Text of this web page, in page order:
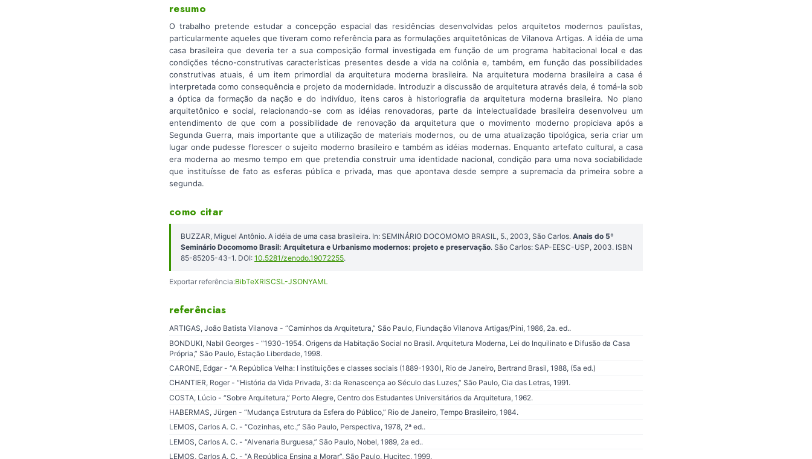
resumo
O trabalho pretende estudar a concepção espacial das residências desenvolvidas pelos arquitetos modernos paulistas,
particularmente aqueles que tiveram como referência para as formulações arquitetônicas de Vilanova Artigas. A idéia de uma
casa brasileira que deveria ter a sua composição formal investigada em função de um programa habitacional local e das
condições técno-construtivas características presentes desde a vida na colônia e, também, em função das possibilidades
construtivas atuais, é um item primordial da arquitetura moderna brasileira. Na arquitetura moderna brasileira a casa é
interpretada como consequência e projeto da modernidade. Introduzir a discussão de arquitetura através dela, é tomá-la sob
a óptica da formação da nação e do indivíduo, itens caros à historiografia da arquitetura moderna brasileira. No plano
arquitetônico e social, relacionando-se com as idéias renovadoras, parte da intelectualidade brasileira desenvolveu um
entendimento de que com a possibilidade de renovação da arquitetura que o movimento moderno propiciava após a
Segunda Guerra, mais importante que a utilização de materiais modernos, ou de uma atualização tipológica, seria criar um
lugar onde pudesse florescer o sujeito moderno brasileiro e também as idéias modernas. Enquanto artefato cultural, a casa
era moderna ao mesmo tempo em que pretendia construir uma identidade nacional, condição para uma nova sociabilidade
que instituísse de fato as esferas pública e privada, mas que apontava desde sempre a supremacia da primeira sobre a
segunda.
como citar
BUZZAR, Miguel Antônio. A idéia de uma casa brasileira. In: SEMINÁRIO DOCOMOMO BRASIL, 5., 2003, São Carlos. Anais do 5º
Seminário Docomomo Brasil: Arquitetura e Urbanismo modernos: projeto e preservação. São Carlos: SAP-EESC-USP, 2003. ISBN
85-85205-43-1. DOI: 10.5281/zenodo.19072255.
Exportar referência:BibTeXRISCSL-JSONYAML
referências
ARTIGAS, João Batista Vilanova - “Caminhos da Arquitetura,” São Paulo, Fiundação Vilanova Artigas/Pini, 1986, 2a. ed..
BONDUKI, Nabil Georges - “1930-1954. Origens da Habitação Social no Brasil. Arquitetura Moderna, Lei do Inquilinato e Difusão da Casa
Própria,” São Paulo, Estação Liberdade, 1998.
CARONE, Edgar - “A República Velha: I instituições e classes sociais (1889-1930), Rio de Janeiro, Bertrand Brasil, 1988, (5a ed.)
CHANTIER, Roger - “História da Vida Privada, 3: da Renascença ao Século das Luzes,” São Paulo, Cia das Letras, 1991.
COSTA, Lúcio - “Sobre Arquitetura,” Porto Alegre, Centro dos Estudantes Universitários da Arquitetura, 1962.
HABERMAS, Jürgen - “Mudança Estrutura da Esfera do Público,” Rio de Janeiro, Tempo Brasileiro, 1984.
LEMOS, Carlos A. C. - “Cozinhas, etc.,” São Paulo, Perspectiva, 1978, 2ª ed..
LEMOS, Carlos A. C. - “Alvenaria Burguesa,” São Paulo, Nobel, 1989, 2a ed..
LEMOS, Carlos A. C. - “A República Ensina a Morar”, São Paulo, Hucitec, 1999.